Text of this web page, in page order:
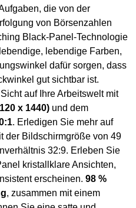
die von der
von Börsenzahlen
Black-Panel-Technologie
lebendige Farben,
dafür sorgen, dass
gut sichtbar ist.
auf Ihre Arbeitswelt mit
x 1440) und dem
. Erledigen Sie mehr auf
der Bildschirmgröße von 49
32:9. Erleben Sie
kristallklare Ansichten,
erscheinen. 98 %
, zusammen mit einem